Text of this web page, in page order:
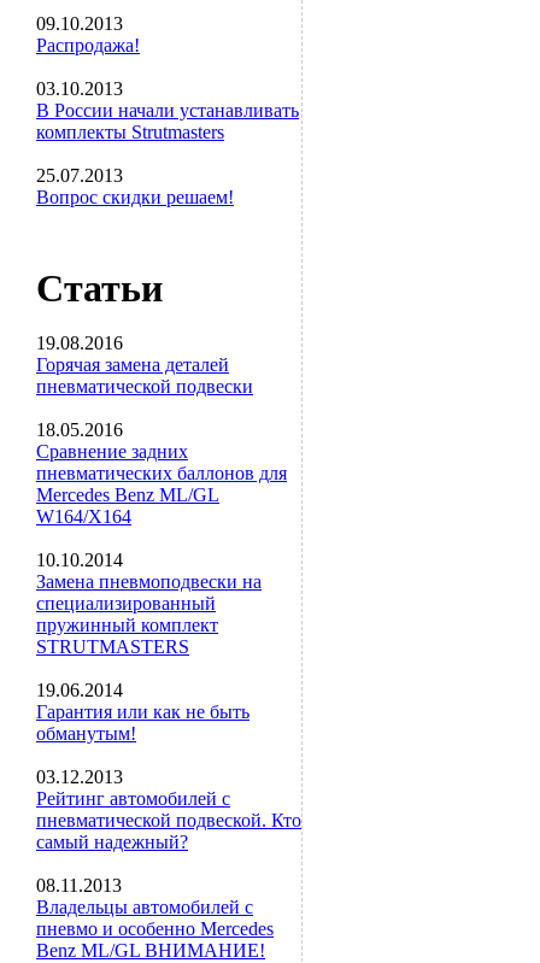
09.10.2013
Распродажа!
03.10.2013
В России начали устанавливать
комплекты Strutmasters
25.07.2013
Вопрос скидки решаем!
Статьи
19.08.2016
Горячая замена деталей
пневматической подвески
18.05.2016
Сравнение задних
пневматических баллонов для
Mercedes Benz ML/GL
W164/X164
10.10.2014
Замена пневмоподвески на
специализированный
пружинный комплект
STRUTMASTERS
19.06.2014
Гарантия или как не быть
обманутым!
03.12.2013
Рейтинг автомобилей с
пневматической подвеской. Кто
самый надежный?
08.11.2013
Владельцы автомобилей с
пневмо и особенно Mercedes
Benz ML/GL ВНИМАНИЕ!